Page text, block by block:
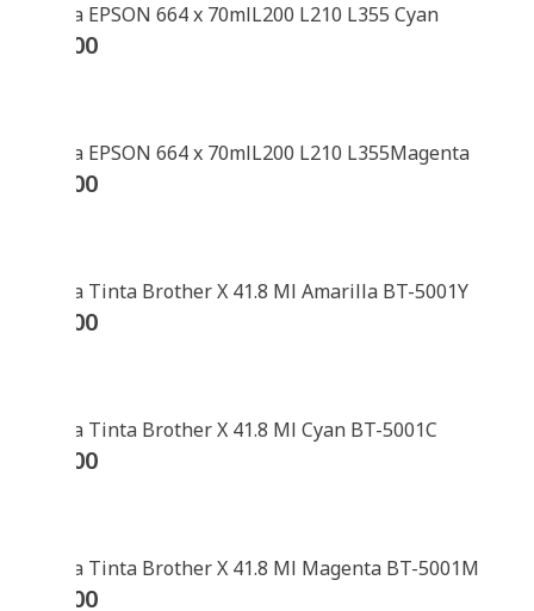
Botella EPSON 664 x 70mlL200 L210 L355 Cyan
61200
Botella EPSON 664 x 70mlL200 L210 L355Magenta
61200
Botella Tinta Brother X 41.8 Ml Amarilla BT-5001Y
27200
Botella Tinta Brother X 41.8 Ml Cyan BT-5001C
27200
Botella Tinta Brother X 41.8 Ml Magenta BT-5001M
27200